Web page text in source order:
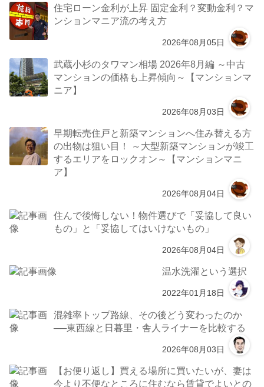
住宅ローン金利が上昇 固定金利？変動金利？マ
ンションマニア流の考え方
2026年08月05日
武蔵小杉のタワマン相場 2026年8月編 ～中古
マンションの価格も上昇傾向～【マンションマ
ニア】
2026年08月03日
早期転売住戸と新築マンションへ住み替える方
の出物は狙い目！ ～大型新築マンションが竣工
するエリアをロックオン～【マンションマニ
ア】
2026年08月04日
住んで後悔しない！物件選びで「妥協して良い
もの」と「妥協してはいけないもの」
2026年08月04日
温水洗濯という選択
2022年01月18日
混雑率トップ路線、その後どう変わったのか
──東西線と日暮里・舎人ライナーを比較する
2026年08月03日
【お便り返し】買える場所に買いたいが、妻は
今より不便なところに住むなら賃貸でよいとの